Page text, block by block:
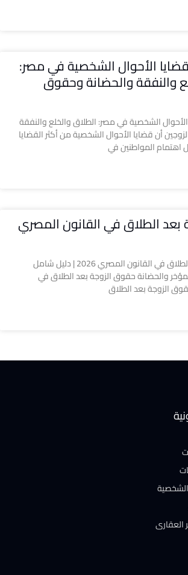
الأحوال الشخصية في مصر:
والنفقة والحضانة وحقوق
الشخصية في مصر: الطلاق والخلع والنفقة
أن قضايا الأحوال الشخصية من أكثر القضايا
اهتمام المواطنين في
بعد الطلاق في القانون المصري
حقوق الزوجة بعد الطلاق في القانون المصري 2026 | دليل شامل
والحضانة حقوق الزوجة بعد الطلاق في
الزوجة بعد الطلاق
العقارى